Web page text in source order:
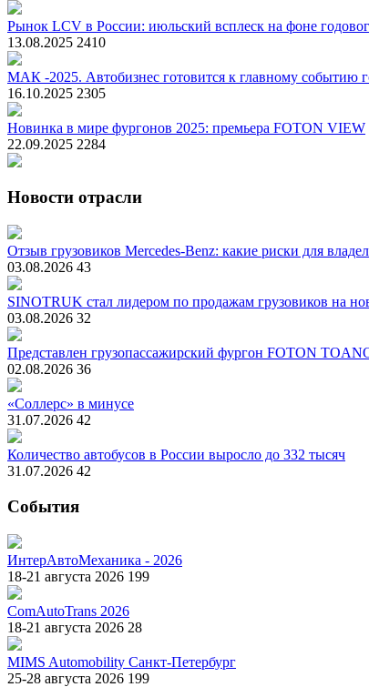
Рынок LCV в России: июльский всплеск на фоне
13.08.2025 2410
МАК -2025. Автобизнес готовится к главному событию
16.10.2025 2305
Новинка в мире фургонов 2025: премьера FOTON VIEW
22.09.2025 2284
Новости отрасли
Отзыв грузовиков Mercedes-Benz: какие риски для
03.08.2026 43
SINOTRUK стал лидером по продажам грузовиков на
03.08.2026 32
Представлен грузопассажирский фургон FOTON
02.08.2026 36
«Соллерс» в минусе
31.07.2026 42
Количество автобусов в России выросло до 332 тысяч
31.07.2026 42
События
ИнтерАвтоМеханика - 2026
18-21 августа 2026 199
ComAutoTrans 2026
18-21 августа 2026 28
MIMS Automobility Санкт-Петербург
25-28 августа 2026 199